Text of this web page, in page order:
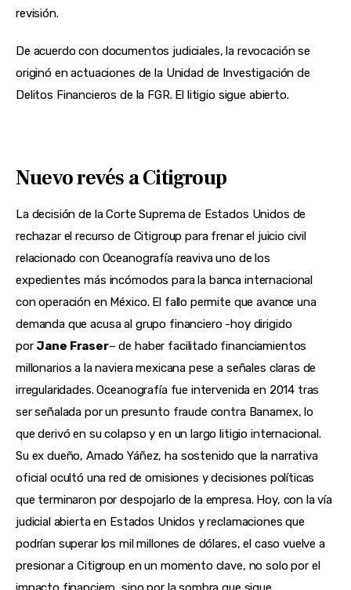
revisión.
De acuerdo con documentos judiciales, la revocación se
originó en actuaciones de la Unidad de Investigación de
Delitos Financieros de la FGR. El litigio sigue abierto.
Nuevo revés a Citigroup
La decisión de la Corte Suprema de Estados Unidos de
rechazar el recurso de Citigroup para frenar el juicio civil
relacionado con Oceanografía reaviva uno de los
expedientes más incómodos para la banca internacional
con operación en México. El fallo permite que avance una
demanda que acusa al grupo financiero -hoy dirigido
por Jane Fraser– de haber facilitado financiamientos
millonarios a la naviera mexicana pese a señales claras de
irregularidades. Oceanografía fue intervenida en 2014 tras
ser señalada por un presunto fraude contra Banamex, lo
que derivó en su colapso y en un largo litigio internacional.
Su ex dueño, Amado Yáñez, ha sostenido que la narrativa
oficial ocultó una red de omisiones y decisiones políticas
que terminaron por despojarlo de la empresa. Hoy, con la vía
judicial abierta en Estados Unidos y reclamaciones que
podrían superar los mil millones de dólares, el caso vuelve a
presionar a Citigroup en un momento clave, no solo por el